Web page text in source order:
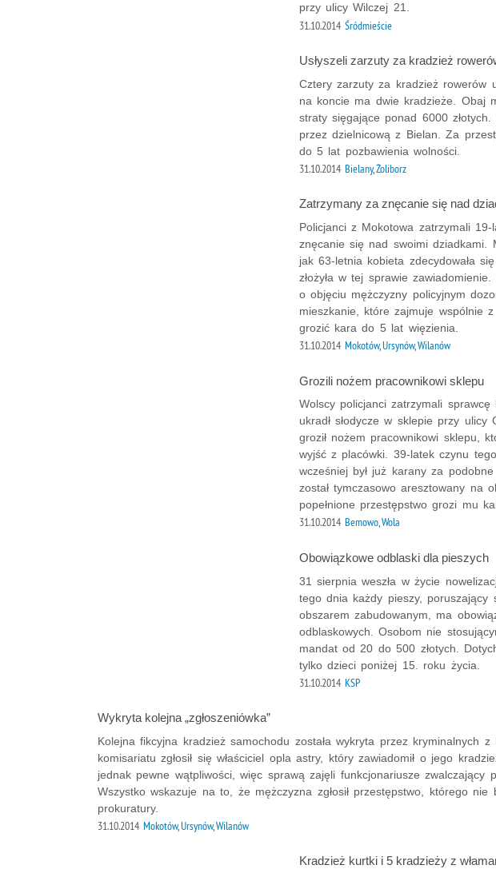
przy ulicy Wilczej 21.
31.10.2014 Śródmieście
Usłyszeli zarzuty za kradzież
Cztery zarzuty za kradzież rowerów
na koncie ma dwie kradzieże. Obaj
straty sięgające ponad 6000
przez dzielnicową z Bielan. Za
do 5 lat pozbawienia wolności.
31.10.2014 Bielany, Żoliborz
Zatrzymany za znęcanie się nad
Policjanci z Mokotowa zatrzymali
znęcanie się nad swoimi dziadkami.
jak 63-letnia kobieta zdecydowała
złożyła w tej sprawie
o objęciu mężczyzny policyjnym
mieszkanie, które zajmuje wspólnie
grozić kara do 5 lat więzienia.
31.10.2014 Mokotów, Ursynów, Wilanów
Grozili nożem pracownikowi sklepu
Wolscy policjanci zatrzymali
ukradł słodycze w sklepie przy ulicy
groził nożem pracownikowi sklepu,
wyjść z placówki. 39-latek czynu
wcześniej był już karany za
został tymczasowo aresztowany na
popełnione przestępstwo grozi mu
31.10.2014 Bemowo, Wola
Obowiązkowe odblaski dla pieszych
31 sierpnia weszła w życie
tego dnia każdy pieszy,
obszarem zabudowanym, ma
odblaskowych. Osobom nie
mandat od 20 do 500 złotych.
tylko dzieci poniżej 15. roku życia.
31.10.2014 KSP
Wykryta kolejna „zgłoszeniówka”
Kolejna fikcyjna kradzież samochodu została wykryta przez kryminalnych
komisariatu zgłosił się właściciel opla astry, który zawiadomił o jego
jednak pewne wątpliwości, więc sprawą zajęli funkcjonariusze zwalczający
Wszystko wskazuje na to, że mężczyzna zgłosił przestępstwo, którego nie
prokuratury.
31.10.2014 Mokotów, Ursynów, Wilanów
Kradzież kurtki i 5 kradzieży z